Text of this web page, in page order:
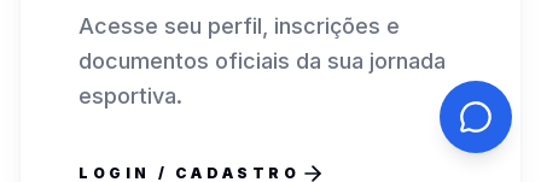
Acesse seu perfil, inscrições e
documentos oficiais da sua jornada
esportiva.
LOGIN / CADASTRO